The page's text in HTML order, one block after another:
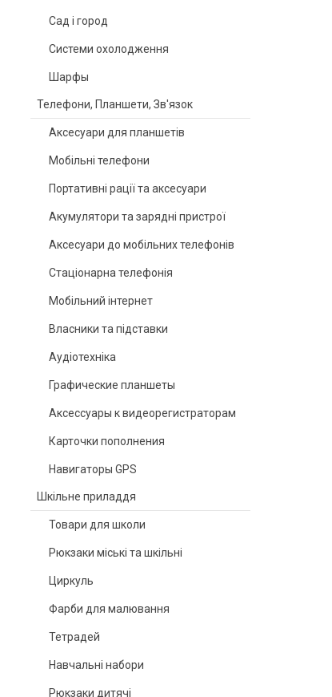
Сад і город
Системи охолодження
Шарфы
Телефони, Планшети, Зв'язок
Аксесуари для планшетів
Мобільні телефони
Портативні рації та аксесуари
Акумулятори та зарядні пристрої
Аксесуари до мобільних телефонів
Стаціонарна телефонія
Мобільний інтернет
Власники та підставки
Аудіотехніка
Графические планшеты
Аксессуары к видеорегистраторам
Карточки пополнения
Навигаторы GPS
Шкільне приладдя
Товари для школи
Рюкзаки міські та шкільні
Циркуль
Фарби для малювання
Тетрадей
Навчальні набори
Рюкзаки дитячі